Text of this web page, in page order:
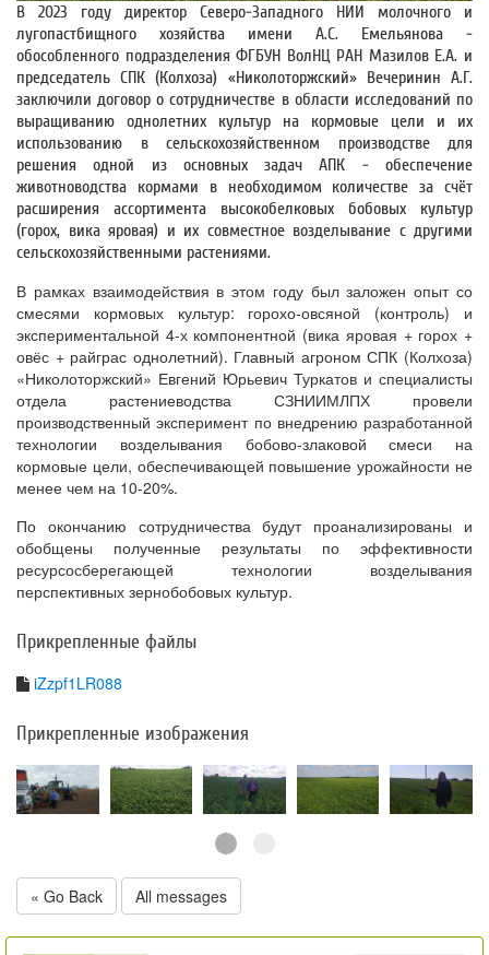
В 2023 году директор Северо-Западного НИИ молочного и
лугопастбищного хозяйства имени А.С. Емельянова -
обособленного подразделения ФГБУН ВолНЦ РАН Мазилов Е.А. и
председатель СПК (Колхоза) «Николоторжский» Вечеринин А.Г.
заключили договор о сотрудничестве в области исследований по
выращиванию однолетних культур на кормовые цели и их
использованию в сельскохозяйственном производстве для
решения одной из основных задач АПК - обеспечение
животноводства кормами в необходимом количестве за счёт
расширения ассортимента высокобелковых бобовых культур
(горох, вика яровая) и их совместное возделывание с другими
сельскохозяйственными растениями.
В рамках взаимодействия в этом году был заложен опыт со
смесями кормовых культур: горохо-овсяной (контроль) и
экспериментальной 4-х компонентной (вика яровая + горох +
овёс + райграс однолетний). Главный агроном СПК (Колхоза)
«Николоторжский» Евгений Юрьевич Туркатов и специалисты
отдела растениеводства СЗНИИМЛПХ провели
производственный эксперимент по внедрению разработанной
технологии возделывания бобово-злаковой смеси на
кормовые цели, обеспечивающей повышение урожайности не
менее чем на 10-20%.
По окончанию сотрудничества будут проанализированы и
обобщены полученные результаты по эффективности
ресурсосберегающей технологии возделывания
перспективных зернобобовых культур.
Прикрепленные файлы
iZzpf1LR088
Прикрепленные изображения
« Go Back All messages